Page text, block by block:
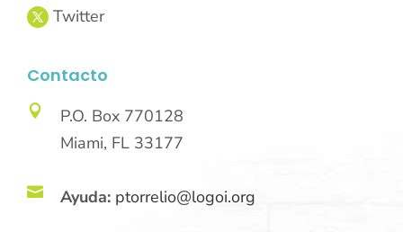
Contacto

P.O. Box 770128
Miami, FL 33177
 Ayuda: ptorrelio@logoi.org